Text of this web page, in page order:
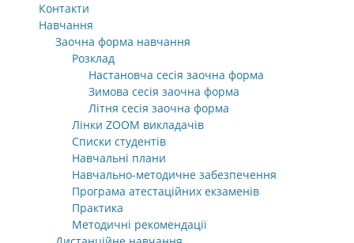
Контакти
Навчання
Заочна форма навчання
Розклад
Настановча сесія заочна форма
Зимова сесія заочна форма
Літня сесія заочна форма
Лінки ZOOM викладачів
Списки студентів
Навчальні плани
Навчально-методичне забезпечення
Програма атестаційних екзаменів
Практика
Методичні рекомендації